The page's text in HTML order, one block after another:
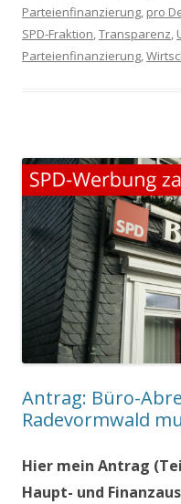
Parteienfinanzierung, pro
SPD-Fraktion,Transparenz,
Parteienfinanzierung,
Antrag: Büro-
Radevormwald
Hier mein Antrag
Haupt- und